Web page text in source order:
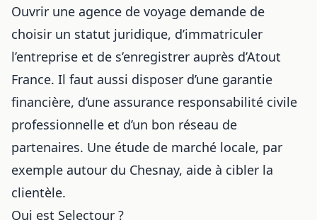
Ouvrir une agence de voyage demande de
choisir un statut juridique, d’immatriculer
l’entreprise et de s’enregistrer auprès d’Atout
France. Il faut aussi disposer d’une garantie
financière, d’une assurance responsabilité civile
professionnelle et d’un bon réseau de
partenaires. Une étude de marché locale, par
exemple autour du Chesnay, aide à cibler la
clientèle.
Qui est Selectour ?